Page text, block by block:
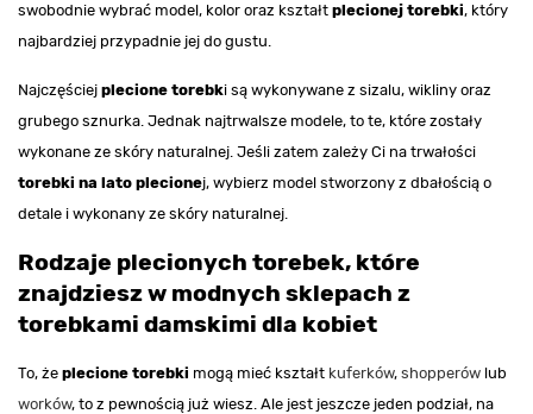
swobodnie wybrać model, kolor oraz kształt plecionej torebki, który
najbardziej przypadnie jej do gustu.
Najczęściej plecione torebki są wykonywane z sizalu, wikliny oraz
grubego sznurka. Jednak najtrwalsze modele, to te, które zostały
wykonane ze skóry naturalnej. Jeśli zatem zależy Ci na trwałości
torebki na lato plecionej, wybierz model stworzony z dbałością o
detale i wykonany ze skóry naturalnej.
Rodzaje plecionych torebek, które
znajdziesz w modnych sklepach z
torebkami damskimi dla kobiet
To, że plecione torebki mogą mieć kształt kuferków, shopperów lub
worków, to z pewnością już wiesz. Ale jest jeszcze jeden podział, na